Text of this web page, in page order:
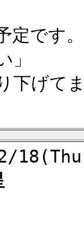
定です
」
下げて